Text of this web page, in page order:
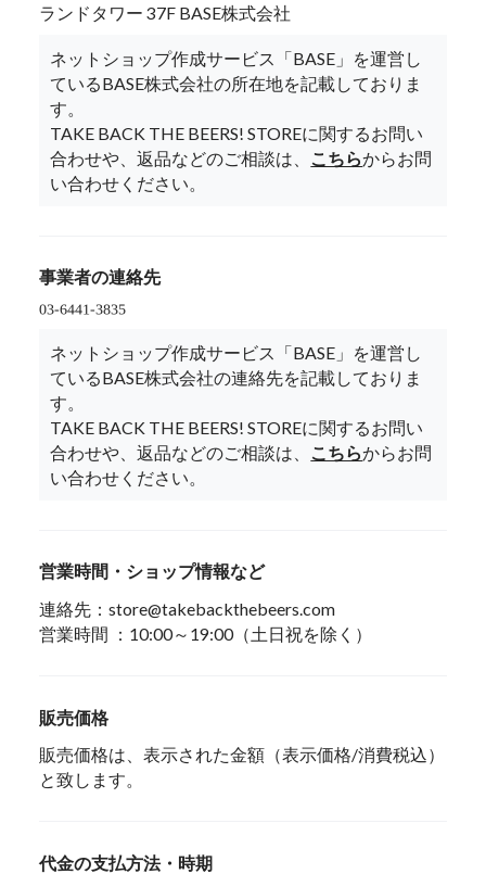
ランドタワー 37F BASE株式会社
ネットショップ作成サービス「BASE」を運営し
ているBASE株式会社の所在地を記載しておりま
す。
TAKE BACK THE BEERS! STOREに関するお問い
合わせや、返品などのご相談は、 こちらからお問
い合わせください。
事業者の連絡先
ネットショップ作成サービス「BASE」を運営し
ているBASE株式会社の連絡先を記載しておりま
す。
TAKE BACK THE BEERS! STOREに関するお問い
合わせや、返品などのご相談は、 こちらからお問
い合わせください。
営業時間・ショップ情報など
連絡先：store@takebackthebeers.com
営業時間 ：10:00～19:00（土日祝を除く）
販売価格
販売価格は、表示された金額（表示価格/消費税込）
と致します。
代金の支払方法・時期